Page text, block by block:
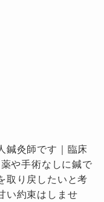
鍼灸師です｜臨床
や手術なしに鍼で
取り戻したいと考
い約束はしませ